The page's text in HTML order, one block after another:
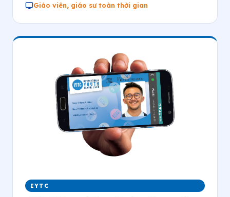
Giáo viên, giáo sư toàn thời gian
IYTC